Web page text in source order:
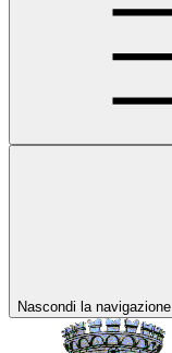
Nascondi la navigazione